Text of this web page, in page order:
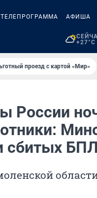
ТЕЛЕПРОГРАММА АФИША
+27°C
проезд с картой «Мир»
России
сбитых